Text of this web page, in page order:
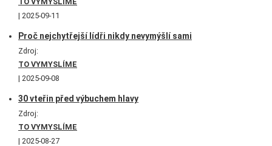
2025-09-11
Proč nejchytřejší lídři nikdy nevymýšlí sami
Zdroj:
TO VYMYSLÍME
2025-09-08
30 vteřin před výbuchem hlavy
Zdroj:
TO VYMYSLÍME
2025-08-27